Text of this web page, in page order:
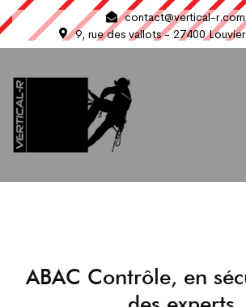
contact@vertical-r.com
9, rue des vallots - 27400
ABAC Contrôle, en